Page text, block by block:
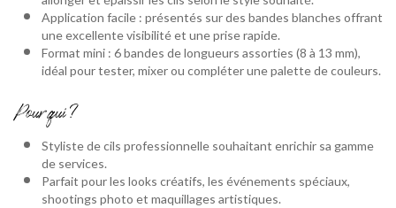
Application facile : présentés sur des bandes blanches offrant
une excellente visibilité et une prise rapide.
Format mini : 6 bandes de longueurs assorties (8 à 13 mm),
idéal pour tester, mixer ou compléter une palette de couleurs.
Pour qui ?
Styliste de cils professionnelle souhaitant enrichir sa gamme
de services.
Parfait pour les looks créatifs, les événements spéciaux,
shootings photo et maquillages artistiques.